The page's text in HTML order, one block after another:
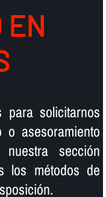
EN
para solicitarnos
o asesoramiento
sección
los métodos de